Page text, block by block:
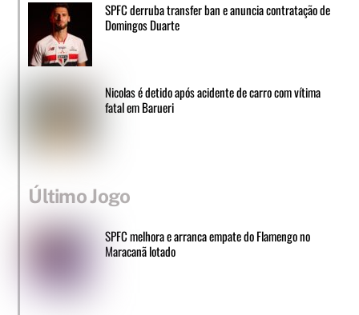
SPFC derruba transfer ban e anuncia contratação de
Domingos Duarte
Nicolas é detido após acidente de carro com vítima
fatal em Barueri
Último Jogo
SPFC melhora e arranca empate do Flamengo no
Maracanã lotado